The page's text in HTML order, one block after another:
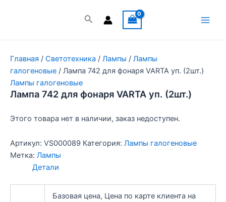
Поиск
Главная / Светотехника / Лампы / Лампы
галогеновые / Лампа 742 для фонаря VARTA уп. (2шт.)
Лампы галогеновые
Лампа 742 для фонаря VARTA уп. (2шт.)
Этого товара нет в наличии, заказ недоступен.
Артикул: VS000089 Категория: Лампы галогеновые
Метка: Лампы
Детали
Базовая цена, Цена по карте клиента на